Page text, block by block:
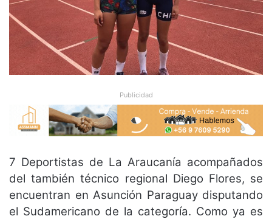
Publicidad
7 Deportistas de La Araucanía acompañados
del también técnico regional Diego Flores, se
encuentran en Asunción Paraguay disputando
el Sudamericano de la categoría. Como ya es